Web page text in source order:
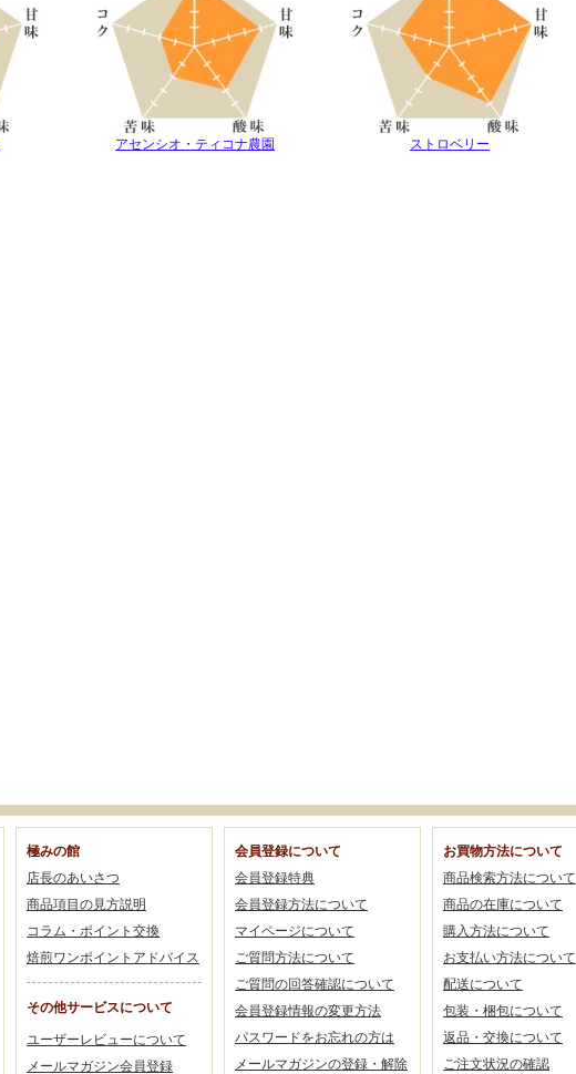
アセンシオ・ティコナ農園 ストロベリー
極みの館
店長のあいさつ
商品項目の見方説明
コラム・ポイント交換
焙煎ワンポイントアドバイス
その他サービスについて
ユーザーレビューについて
メールマガジン会員登録
会員登録について
会員登録特典
会員登録方法について
マイページについて
ご質問方法について
ご質問の回答確認について
会員登録情報の変更方法
パスワードをお忘れの方は
メールマガジンの登録・解除
お買物方法について
商品検索方法について
商品の在庫について
購入方法について
お支払い方法について
配送について
包装・梱包について
返品・交換について
ご注文状況の確認